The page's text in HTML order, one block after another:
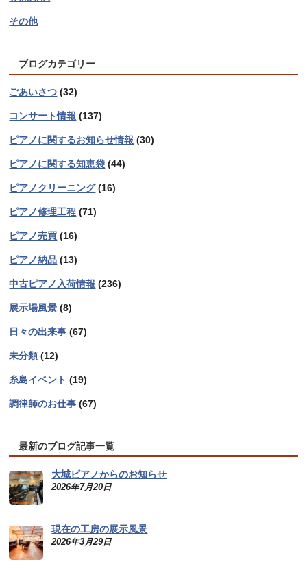
その他
ブログカテゴリー
ごあいさつ (32)
コンサート情報 (137)
ピアノに関するお知らせ情報 (30)
ピアノに関する知恵袋 (44)
ピアノクリーニング(16)
ピアノ修理工程 (71)
ピアノ売買 (16)
ピアノ納品 (13)
中古ピアノ入荷情報 (236)
展示場風景 (8)
日々の出来事 (67)
未分類 (12)
糸島イベント (19)
調律師のお仕事 (67)
最新のブログ記事一覧
大城ピアノからのお知らせ
2026年7月20日
現在の工房の展示風景
2026年3月29日